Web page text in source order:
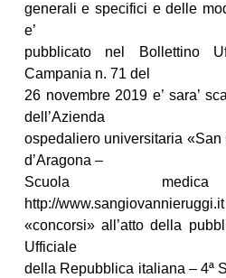
generali e specifici e delle
e’
pubblicato nel Bollettino
Campania n. 71 del
26 novembre 2019 e’ sara’
dell’Azienda
ospedaliero universitaria
d’Aragona –
Scuola medica
http://
«concorsi» all’atto della
Ufficiale
della Repubblica italiana – 4ª